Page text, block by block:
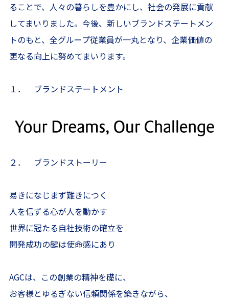
ることで、人々の暮らしを豊かにし、社会の発展に貢献
してまいりました。今後、新しいブランドステートメン
トのもと、全グループ従業員が一丸となり、企業価値の
更なる向上に努めてまいります。
１． ブランドステートメント
２． ブランドストーリー
易きになじまず難きにつく
人を信ずる心が人を動かす
世界に冠たる自社技術の確立を
開発成功の鍵は使命感にあり
AGCは、この創業の精神を礎に、
お客様とゆるぎない信頼関係を築きながら、